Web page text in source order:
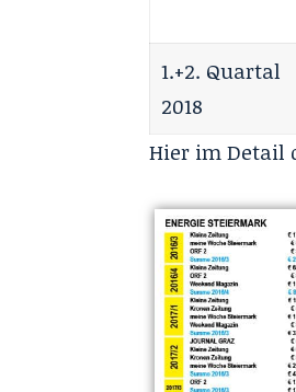
1.+2. Quartal
2018
Hier im Detail